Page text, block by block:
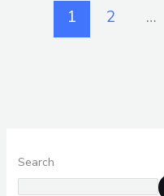
1 2 …
Search